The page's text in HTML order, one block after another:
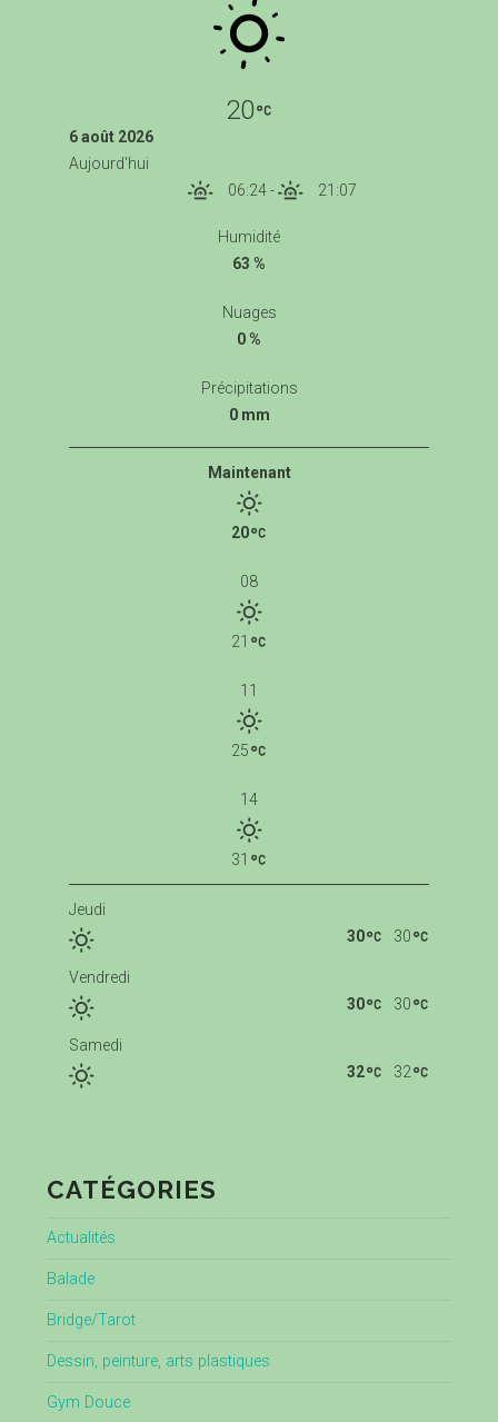
20
6 août 2026
Aujourd'hui
06:24- 21:07
Humidité
63 %
Nuages
0 %
Précipitations
0 mm
Maintenant
20
08
21
11
25
14
31
Jeudi
30
30
Vendredi
30
30
Samedi
32
32
CATÉGORIES
Actualités
Balade
Bridge/Tarot
Dessin, peinture, arts plastiques
Gym Douce